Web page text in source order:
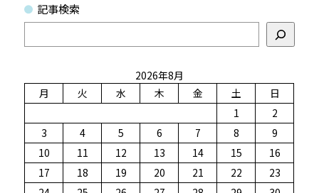
記事検索
索
2026年8月
月
火 水 木 金 土
日
1
2
3
4 5 6 7 8
9
10
11 12 13 14 15
16
17
18 19 20 21 22
23